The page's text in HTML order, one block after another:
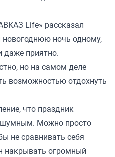
Life» рассказал
ночь одному,
даже приятно.
но на самом деле
возможностью отдохнуть
что праздник
шумным. Можно просто
не сравнивать себя
накрывать огромный